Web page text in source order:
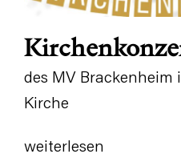
des MV Brackenheim
Kirche
weiterlesen